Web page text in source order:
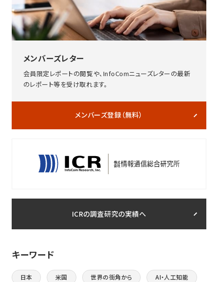
メンバーズレター
会員限定レポートの閲覧や、InfoComニューズレターの最新
のレポート等を受け取れます。
メンバーズ登録（無料）
ICRの調査研究の実績へ
キーワード
日本 米国 世界の街角から AI・人工知能